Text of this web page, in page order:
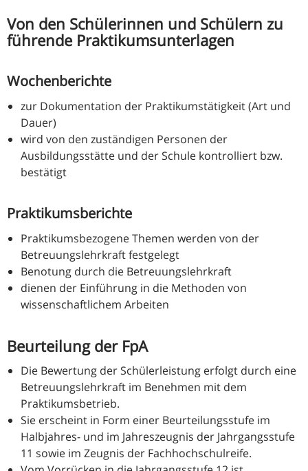
Von den Schülerinnen und Schülern zu
führende Praktikumsunterlagen
Wochenberichte
zur Dokumentation der Praktikumstätigkeit (Art und
Dauer)
wird von den zuständigen Personen der
Ausbildungsstätte und der Schule kontrolliert bzw.
bestätigt
Praktikumsberichte
Praktikumsbezogene Themen werden von der
Betreuungslehrkraft festgelegt
Benotung durch die Betreuungslehrkraft
dienen der Einführung in die Methoden von
wissenschaftlichem Arbeiten
Beurteilung der FpA
Die Bewertung der Schülerleistung erfolgt durch eine
Betreuungslehrkraft im Benehmen mit dem
Praktikumsbetrieb.
Sie erscheint in Form einer Beurteilungsstufe im
Halbjahres- und im Jahreszeugnis der Jahrgangsstufe
11 sowie im Zeugnis der Fachhochschulreife.